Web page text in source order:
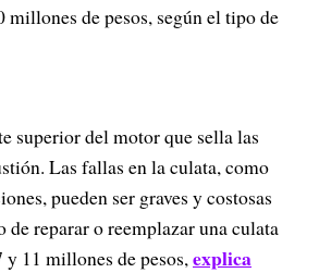
millones de pesos, según el tipo de
superior del motor que sella las
Las fallas en la culata, como
pueden ser graves y costosas
de reparar o reemplazar una culata
y 11 millones de pesos, explica